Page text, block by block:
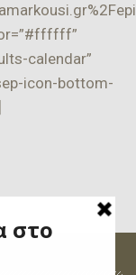
calendar”
icon-bottom-